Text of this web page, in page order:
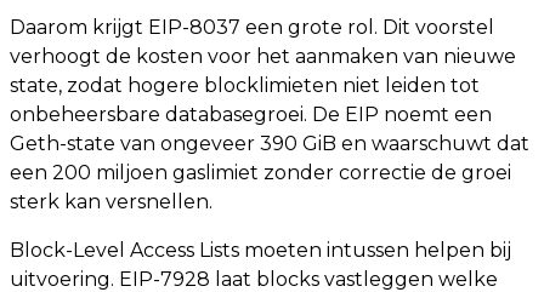
Daarom krijgt EIP-8037 een grote rol. Dit voorstel
verhoogt de kosten voor het aanmaken van nieuwe
state, zodat hogere blocklimieten niet leiden tot
onbeheersbare databasegroei. De EIP noemt een
Geth-state van ongeveer 390 GiB en waarschuwt dat
een 200 miljoen gaslimiet zonder correctie de groei
sterk kan versnellen.
Block-Level Access Lists moeten intussen helpen bij
uitvoering. EIP-7928 laat blocks vastleggen welke